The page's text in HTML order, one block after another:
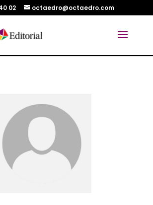
02 octaedro@octaedro.com